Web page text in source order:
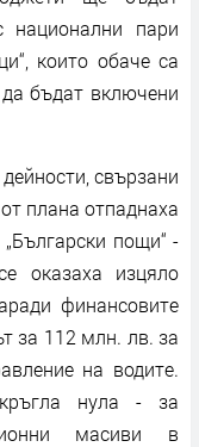
национални пари
които обаче са
бъдат включени
свързани
плана отпаднаха
пощи“ -
оказаха изцяло
финансовите
за 112 млн. лв. за
на водите.
нула - за
масиви в